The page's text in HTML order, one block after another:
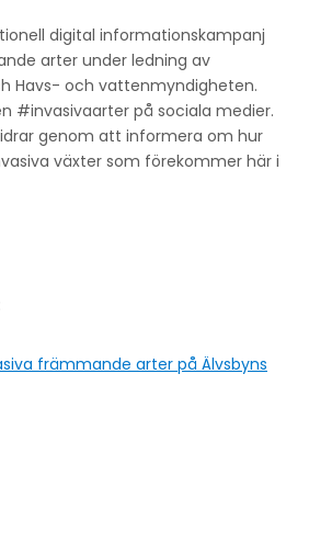
digital informationskampanj
arter under ledning av
Havs- och vattenmyndigheten.
#invasivaarter på sociala medier.
genom att informera om hur
växter som förekommer här i
främmande arter på Älvsbyns